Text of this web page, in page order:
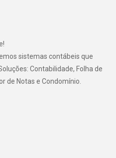
sistemas contábeis que
Contabilidade, Folha de
de Notas e Condomínio.